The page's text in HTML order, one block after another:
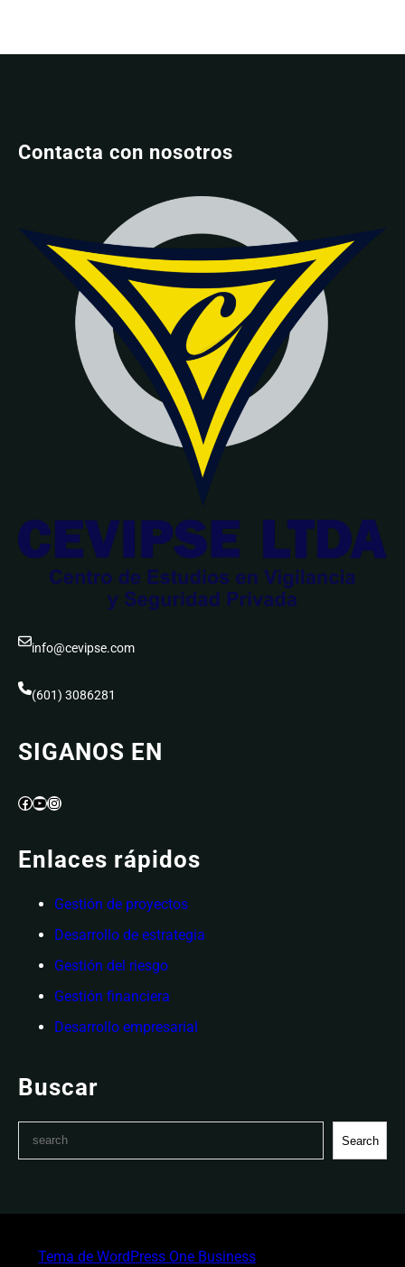
Contacta con nosotros
info@cevipse.com
(601) 3086281
SIGANOS EN
Facebook YouTube Instagram
Enlaces rápidos
Gestión de proyectos
Desarrollo de estrategia
Gestión del riesgo
Gestión financiera
Desarrollo empresarial
Buscar
c
Search
Tema de WordPress One Business